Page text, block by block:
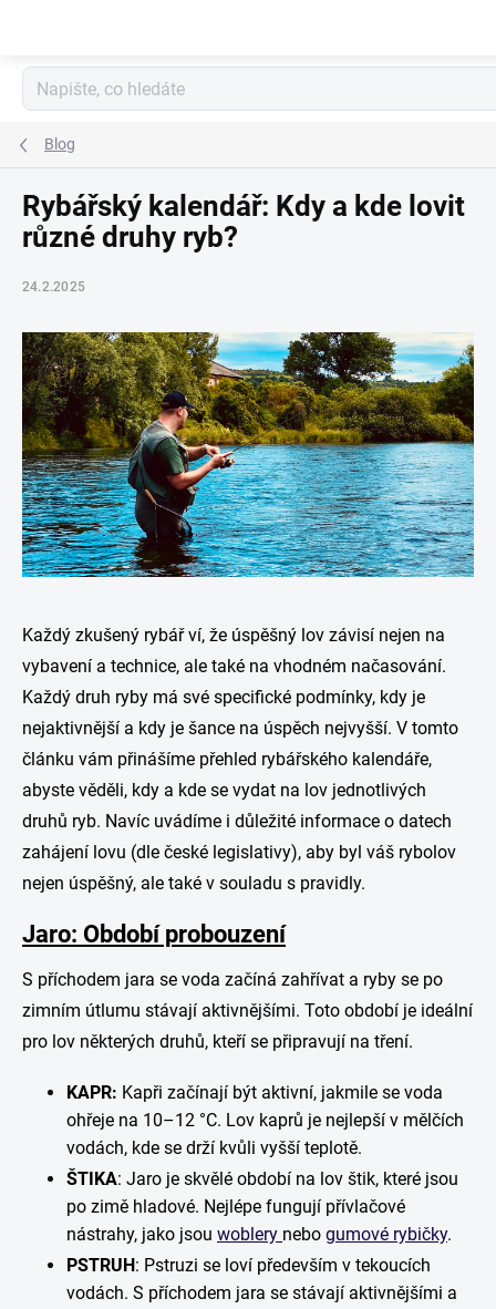
Blog
Rybářský kalendář: Kdy a kde lovit
různé druhy ryb?
24.2.2025
Každý zkušený rybář ví, že úspěšný lov závisí nejen na
vybavení a technice, ale také na vhodném načasování.
Každý druh ryby má své specifické podmínky, kdy je
nejaktivnější a kdy je šance na úspěch nejvyšší. V tomto
článku vám přinášíme přehled rybářského kalendáře,
abyste věděli, kdy a kde se vydat na lov jednotlivých
druhů ryb. Navíc uvádíme i důležité informace o datech
zahájení lovu (dle české legislativy), aby byl váš rybolov
nejen úspěšný, ale také v souladu s pravidly.
Jaro: Období probouzení
S příchodem jara se voda začíná zahřívat a ryby se po
zimním útlumu stávají aktivnějšími. Toto období je ideální
pro lov některých druhů, kteří se připravují na tření.
KAPR: Kapři začínají být aktivní, jakmile se voda
ohřeje na 10–12 °C. Lov kaprů je nejlepší v mělčích
vodách, kde se drží kvůli vyšší teplotě.
ŠTIKA: Jaro je skvělé období na lov štik, které jsou
po zimě hladové. Nejlépe fungují přívlačové
nástrahy, jako jsou woblery nebo gumové rybičky.
PSTRUH : Pstruzi se loví především v tekoucích
vodách. S příchodem jara se stávají aktivnějšími a